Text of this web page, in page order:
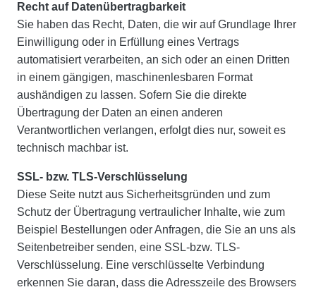
Recht auf Datenübertragbarkeit
Sie haben das Recht, Daten, die wir auf Grundlage Ihrer
Einwilligung oder in Erfüllung eines Vertrags
automatisiert verarbeiten, an sich oder an einen Dritten
in einem gängigen, maschinenlesbaren Format
aushändigen zu lassen. Sofern Sie die direkte
Übertragung der Daten an einen anderen
Verantwortlichen verlangen, erfolgt dies nur, soweit es
technisch machbar ist.
SSL- bzw. TLS-Verschlüsselung
Diese Seite nutzt aus Sicherheitsgründen und zum
Schutz der Übertragung vertraulicher Inhalte, wie zum
Beispiel Bestellungen oder Anfragen, die Sie an uns als
Seitenbetreiber senden, eine SSL-bzw. TLS-
Verschlüsselung. Eine verschlüsselte Verbindung
erkennen Sie daran, dass die Adresszeile des Browsers